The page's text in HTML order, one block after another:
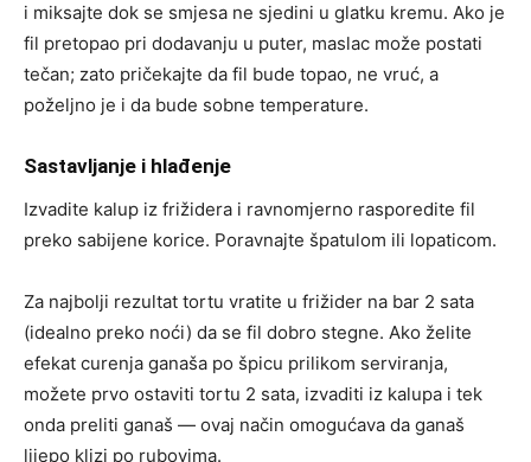
i miksajte dok se smjesa ne sjedini u glatku kremu. Ako je
fil pretopao pri dodavanju u puter, maslac može postati
tečan; zato pričekajte da fil bude topao, ne vruć, a
poželjno je i da bude sobne temperature.
Sastavljanje i hlađenje
Izvadite kalup iz frižidera i ravnomjerno rasporedite fil
preko sabijene korice. Poravnajte špatulom ili lopaticom.
Za najbolji rezultat tortu vratite u frižider na bar 2 sata
(idealno preko noći) da se fil dobro stegne. Ako želite
efekat curenja ganaša po špicu prilikom serviranja,
možete prvo ostaviti tortu 2 sata, izvaditi iz kalupa i tek
onda preliti ganaš — ovaj način omogućava da ganaš
lijepo klizi po rubovima.